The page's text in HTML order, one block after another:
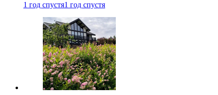
1 год спустя1 год спустя